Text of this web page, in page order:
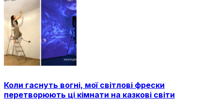
Коли гаснуть вогні, мої світлові фрески
перетворюють ці кімнати на казкові світи